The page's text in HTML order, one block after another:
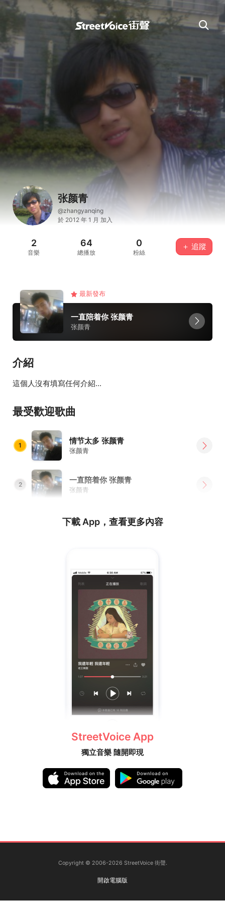
张颜青
@zhangyanqing
於 2012 年 1 月 加入
2
音樂
64
總播放
0
粉絲
＋ 追蹤
最新發布
一直陪着你 张颜青
张颜青
介紹
這個人沒有填寫任何介紹...
最受歡迎歌曲
1 情节太多 张颜青
张颜青
2 一直陪着你 张颜青
张颜青
下載 App，查看更多內容
StreetVoice App
獨立音樂 隨開即現
Copyright © 2006-2026 StreetVoice 街聲.
開啟電腦版